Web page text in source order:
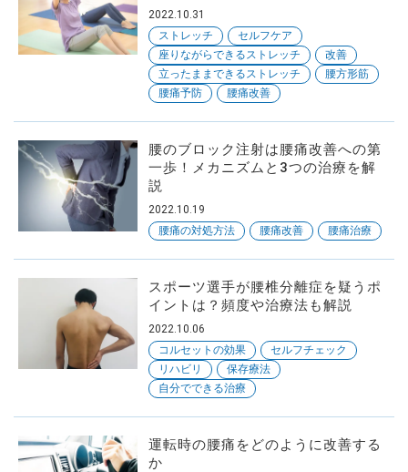
2022.10.31
ストレッチ
セルフケア
座りながらできるストレッチ
改善
立ったままできるストレッチ
腰方形筋
腰痛予防
腰痛改善
腰のブロック注射は腰痛改善への第
一歩！メカニズムと3つの治療を解
説
2022.10.19
腰痛の対処方法
腰痛改善 腰痛治療
スポーツ選手が腰椎分離症を疑うポ
イントは？頻度や治療法も解説
2022.10.06
コルセットの効果
セルフチェック
リハビリ
保存療法
自分でできる治療
運転時の腰痛をどのように改善する
か